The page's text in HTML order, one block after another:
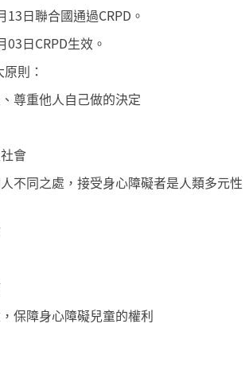
日聯合國通過CRPD。
日CRPD生效。
則：
重他人自己做的決定
會
同之處，接受身心障礙者是人類多元性
障身心障礙兒童的權利